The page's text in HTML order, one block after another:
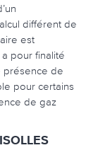
différent de
est
pour finalité
présence de
pour certains
de gaz